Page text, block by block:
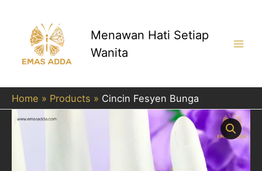
Menawan Hati Setiap
Wanita
Home Products Cincin Fesyen Bunga